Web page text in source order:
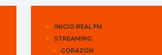
INICIO REAL FM
STREAMING
CORAZÓN